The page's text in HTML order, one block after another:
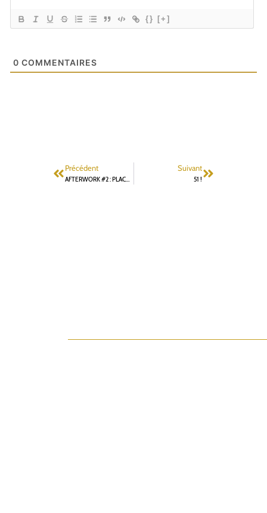
{} [+]
0 COMMENTAIRES
Précédent Suivant
51 !